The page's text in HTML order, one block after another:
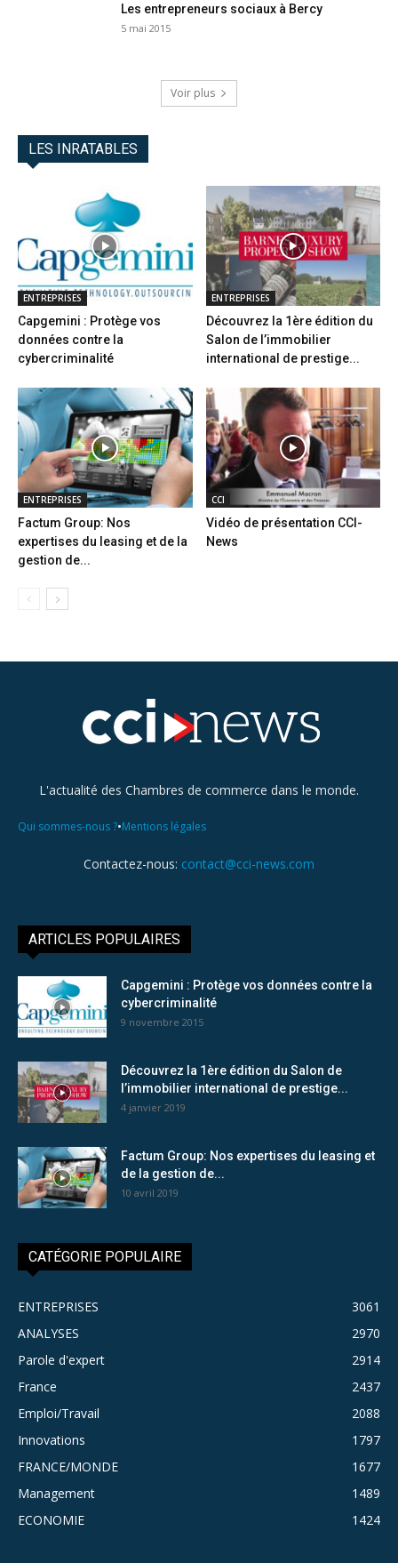
Les entrepreneurs sociaux à Bercy
5 mai 2015
Voir plus
LES INRATABLES
ENTREPRISES
Capgemini : Protège vos
données contre la
cybercriminalité
ENTREPRISES
Découvrez la 1ère édition du
Salon de l’immobilier
international de prestige...
ENTREPRISES
Factum Group: Nos
expertises du leasing et de la
gestion de...
CCI
Vidéo de présentation CCI-
News
L'actualité des Chambres de commerce dans le monde.
Qui sommes-nous ?•Mentions légales
Contactez-nous: contact@cci-news.com
ARTICLES POPULAIRES
Capgemini : Protège vos données contre la
cybercriminalité
9 novembre 2015
Découvrez la 1ère édition du Salon de
l’immobilier international de prestige...
4 janvier 2019
Factum Group: Nos expertises du leasing et
de la gestion de...
10 avril 2019
CATÉGORIE POPULAIRE
ENTREPRISES
3061
ANALYSES
2970
Parole d'expert
2914
France
2437
Emploi/Travail
2088
Innovations
1797
FRANCE/MONDE
1677
Management
1489
ECONOMIE
1424